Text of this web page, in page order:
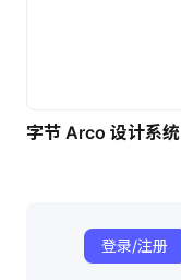
字节 Arco 设计系统
登录/注册